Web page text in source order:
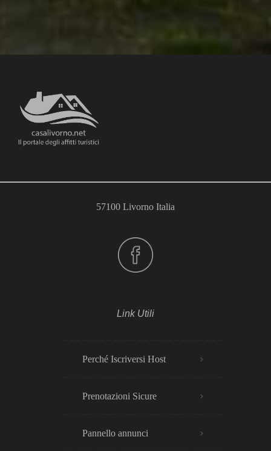
57100 Livorno Italia
Link Utili
Perché Iscriversi Host
Prenotazioni Sicure
Pannello annunci